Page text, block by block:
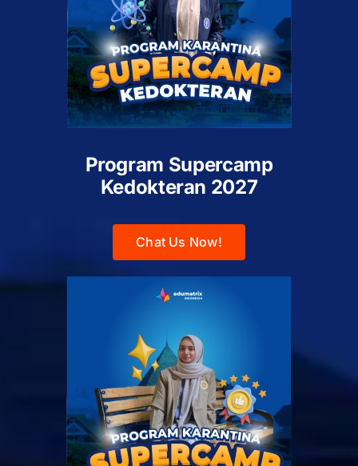
Program Supercamp
Kedokteran 2027
Chat Us Now!